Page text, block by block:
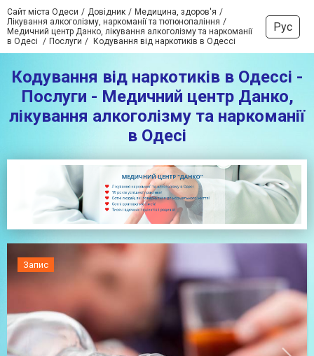
Сайт міста Одеси Довідник
Медицина, здоров'я
Лікування алкоголізму, наркоманії та тютюнопаління
Медичний центр Данко, лікування алкоголізму та наркоманії
в Одесі
Послуги Кодування від наркотиків в Одессі
Рус
Кодування від наркотиків в Одессі -
Послуги - Медичний центр Данко,
лікування алкоголізму та наркоманії
в Одесі
Запис